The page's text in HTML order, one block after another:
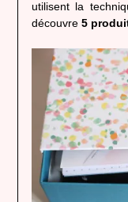
utilisent la
découvre5